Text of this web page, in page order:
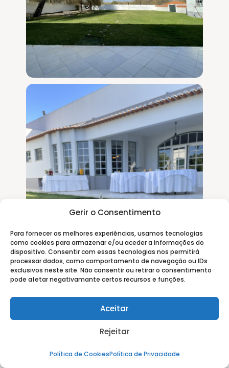
Gerir o Consentimento
Para fornecer as melhores experiências, usamos tecnologias
como cookies para armazenar e/ou aceder a informações do
dispositivo. Consentir com essas tecnologias nos permitirá
processar dados, como comportamento de navegação ou IDs
exclusivos neste site. Não consentir ou retirar o consentimento
pode afetar negativamante certos recursos e funções.
Aceitar
Rejeitar
Política de CookiesPolítica de Privacidade